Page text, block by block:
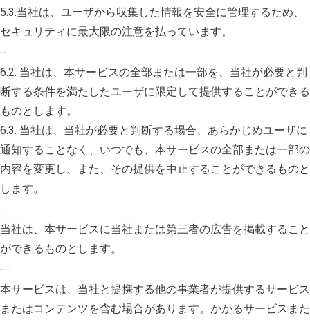
5.3.当社は、ユーザから収集した情報を安全に管理するため、
セキュリティに最大限の注意を払っています。
6.2. 当社は、本サービスの全部または一部を、当社が必要と判
断する条件を満たしたユーザに限定して提供することができる
ものとします。
6.3. 当社は、当社が必要と判断する場合、あらかじめユーザに
通知することなく、いつでも、本サービスの全部または一部の
内容を変更し、また、その提供を中止することができるものと
します。
当社は、本サービスに当社または第三者の広告を掲載すること
ができるものとします。
本サービスは、当社と提携する他の事業者が提供するサービス
またはコンテンツを含む場合があります。かかるサービスまた